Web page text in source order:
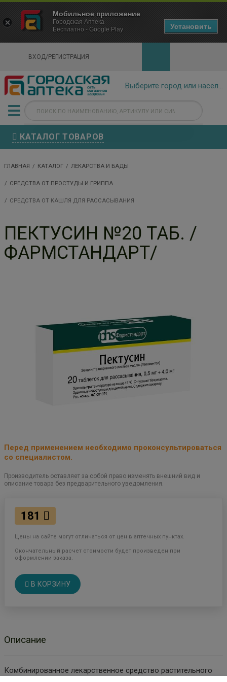
ВХОД/РЕГИСТРАЦИЯ
КАТАЛОГ ТОВАРОВ
ГЛАВНАЯ КАТАЛОГ ЛЕКАРСТВА И БАДЫ
СРЕДСТВА ОТ ПРОСТУДЫ И ГРИППА
СРЕДСТВА ОТ КАШЛЯ ДЛЯ РАССАСЫВАНИЯ
ПЕКТУСИН №20 ТАБ. /
ФАРМСТАНДАРТ/
Перед применением необходимо проконсультироваться
со специалистом.
Производитель оставляет за собой право изменять внешний вид и
описание товара без предварительного уведомления.
181
Цены на сайте могут отличаться от цен в аптечных пунктах.
Окончательный расчет стоимости будет произведен при
оформлении заказа.
В КОРЗИНУ
Описание
Комбинированное лекарственное средство растительного
×
Городская Аптека Маркетплейс
- In Google Play
Мобильное приложение
Городская Аптека
Бесплатно - Google Play
Установить